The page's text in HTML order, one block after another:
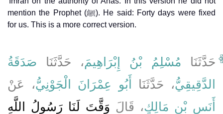
mention the Prophet (ﷺ). He said: Forty days were fixed
for us. This is a more correct version.
حَدَّثَنَا مُسْلِمُ بْنُ إِبْرَاهِيمَ، حَدَّثَنَا صَدَقَةُ
الدَّقِيقِيُّ، حَدَّثَنَا أَبُو عِمْرَانَ الْجَوْنِيُّ، عَنْ
أَنَسِ بْنِ مَالِكٍ، قَالَ وَقَّتَ لَنَا رَسُولُ اللَّهِ